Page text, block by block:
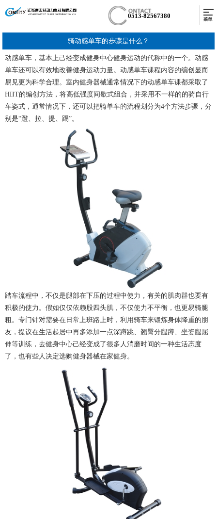
0513-82567380
骑动感单车的步骤是什么？
动感单车，基本上己经变成健身中心健身运动的代称中的一个。动感
单车还可以有效地改善健身运动力量。动感单车课程内容的编创显而
易见更为科学合理。室内健身器械通常情况下的动感单车课都采取了
HIIT的编创方法，将高低强度间歇式组合，并采用不一样的的骑自行
车姿式，通常情况下，还可以把骑单车的流程划分为4个方法步骤，分
别是“蹬、拉、提、踢”。
踏车流程中，不仅是腿部在下压的过程中使力，有关的肌肉群也要有
积极的使力。假如仅仅依赖股四头肌，不仅使力不平衡，也更易骑腿
粗。专门针对需要在日常上班路上时，利用骑车来锻炼身体降重的朋
友，提议在生活起居中再多添加一点深蹲跳、翘臀分腿蹲、坐姿腿屈
伸等训练，去健身中心己经变成了很多人消磨时间的一种生活态度
了，也有些人决定选购健身器械在家健身。